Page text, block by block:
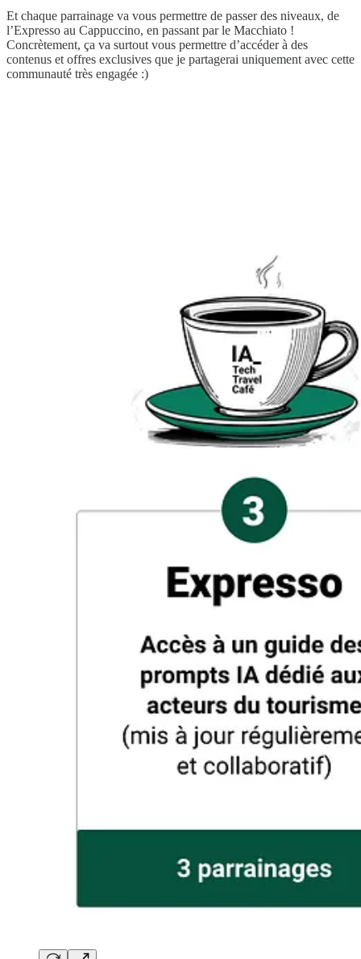
Et chaque parrainage va vous permettre de passer des niveaux, de
l’Expresso au Cappuccino, en passant par le Macchiato !
Concrètement, ça va surtout vous permettre d’accéder à des
contenus et offres exclusives que je partagerai uniquement avec cette
communauté très engagée :)